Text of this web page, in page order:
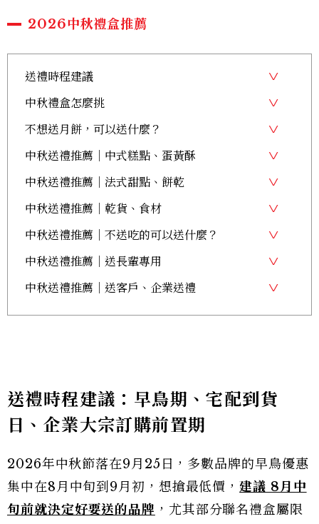
2026中秋禮盒推薦
送禮時程建議
中秋禮盒怎麼挑
不想送月餅，可以送什麼？
中秋送禮推薦｜中式糕點、蛋黃酥
中秋送禮推薦｜法式甜點、餅乾
中秋送禮推薦｜乾貨、食材
中秋送禮推薦｜不送吃的可以送什麼？
中秋送禮推薦｜送長輩專用
中秋送禮推薦｜送客戶、企業送禮
送禮時程建議：早鳥期、宅配到貨
日、企業大宗訂購前置期
2026年中秋節落在9月25日，多數品牌的早鳥優惠
集中在8月中旬到9月初，想搶最低價，建議 8月中
旬前就決定好要送的品牌 ，尤其部分聯名禮盒屬限